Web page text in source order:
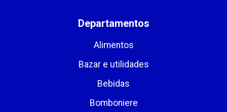
Departamentos
Alimentos
Bazar e utilidades
Bebidas
Bomboniere